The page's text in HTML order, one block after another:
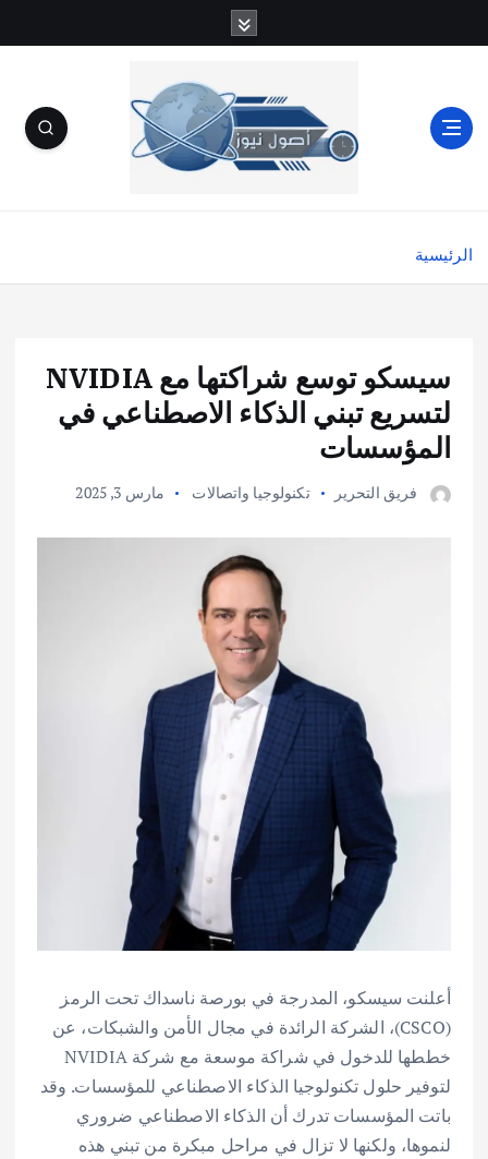
ل
الرئيسية
سيسكو توسع شراكتها مع NVIDIA
لتسريع تبني الذكاء الاصطناعي في
المؤسسات
فريق التحرير تكنولوجيا واتصالات مارس 3, 2025
أعلنت سيسكو، المدرجة في بورصة ناسداك تحت الرمز
(CSCO)، الشركة الرائدة في مجال الأمن والشبكات، عن
خططها للدخول في شراكة موسعة مع شركة NVIDIA
لتوفير حلول تكنولوجيا الذكاء الاصطناعي للمؤسسات. وقد
باتت المؤسسات تدرك أن الذكاء الاصطناعي ضروري
لنموها، ولكنها لا تزال في مراحل مبكرة من تبني هذه